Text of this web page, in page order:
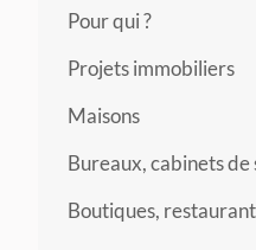
Pour qui ?
Projets immobiliers
Maisons
Bureaux, cabinets de
Boutiques,